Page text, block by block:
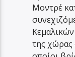
Μοντρέ
της χώρας